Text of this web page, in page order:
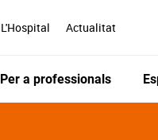
L'Hospital Actualitat
Per a professionals